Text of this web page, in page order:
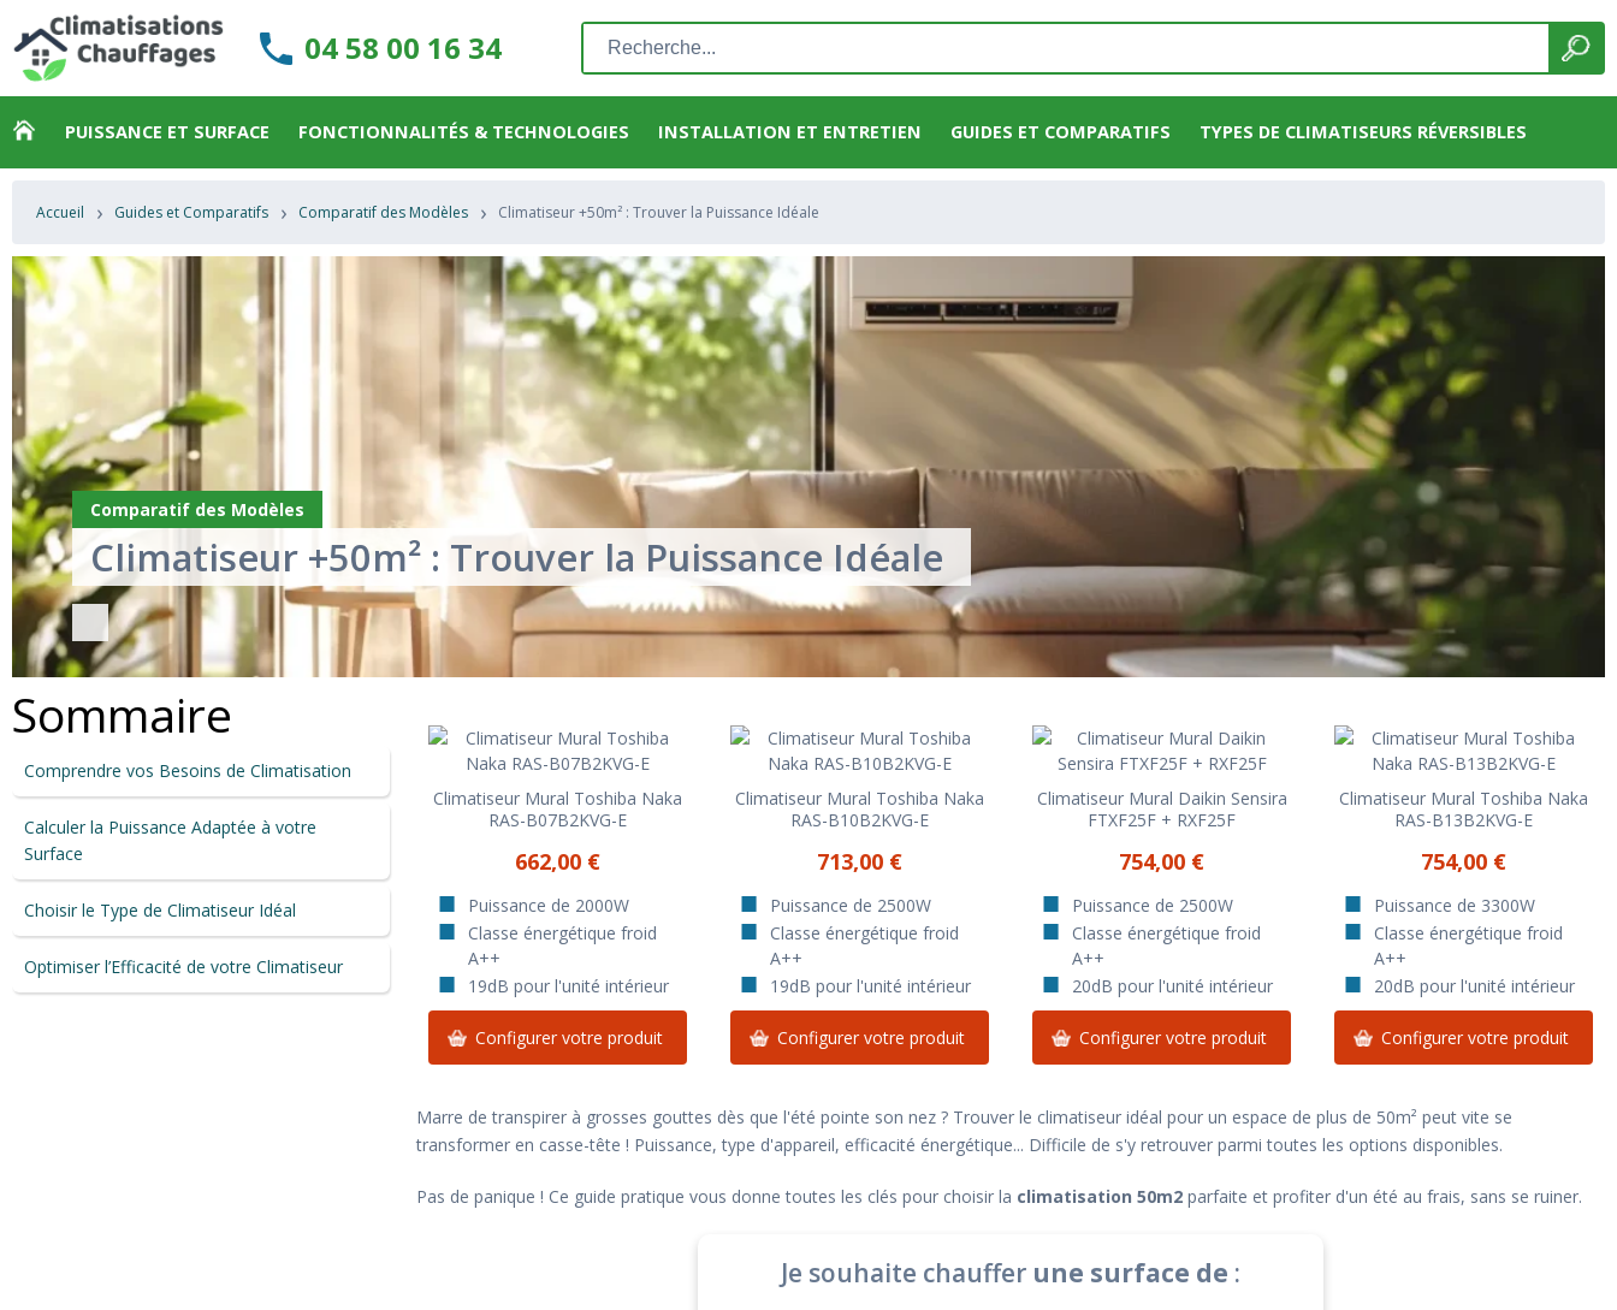
Comparatif des Modèles
Climatiseur +50m² : Trouver la Puissance Idéale ️️
Accueil › Guides et Comparatifs › Comparatif des Modèles › Climatiseur +50m² : Trouver la Puissance Idéale ️️
Climatiseur Mural Toshiba Naka
RAS-B07B2KVG-E
662,00 €
Puissance de 2000W
Classe énergétique froid
A++
19dB pour l'unité intérieur
Configurer votre produit
Climatiseur Mural Toshiba Naka
RAS-B10B2KVG-E
713,00 €
Puissance de 2500W
Classe énergétique froid
A++
19dB pour l'unité intérieur
Configurer votre produit
Climatiseur Mural Daikin Sensira
FTXF25F + RXF25F
754,00 €
Puissance de 2500W
Classe énergétique froid
A++
20dB pour l'unité intérieur
Configurer votre produit
Climatiseur Mural Toshiba Naka
RAS-B13B2KVG-E
754,00 €
Puissance de 3300W
Classe énergétique froid
A++
20dB pour l'unité intérieur
Configurer votre produit
Marre de transpirer à grosses gouttes dès que l'été pointe son nez ? Trouver le climatiseur idéal pour un espace de plus de 50m² peut vite se
transformer en casse-tête ! Puissance, type d'appareil, efficacité énergétique... Difficile de s'y retrouver parmi toutes les options disponibles.
Pas de panique ! Ce guide pratique vous donne toutes les clés pour choisir la climatisation 50m2 parfaite et profiter d'un été au frais, sans se ruiner.
Je souhaite chauffer une surface de :
Sommaire
Comprendre vos Besoins de Climatisation
Calculer la Puissance Adaptée à votre
Surface
Choisir le Type de Climatiseur Idéal
Optimiser l’Efficacité de votre Climatiseur
04 58 00 16 34
Rechercher
PUISSANCE ET SURFACE FONCTIONNALITÉS & TECHNOLOGIES INSTALLATION ET ENTRETIEN GUIDES ET COMPARATIFS TYPES DE CLIMATISEURS RÉVERSIBLES